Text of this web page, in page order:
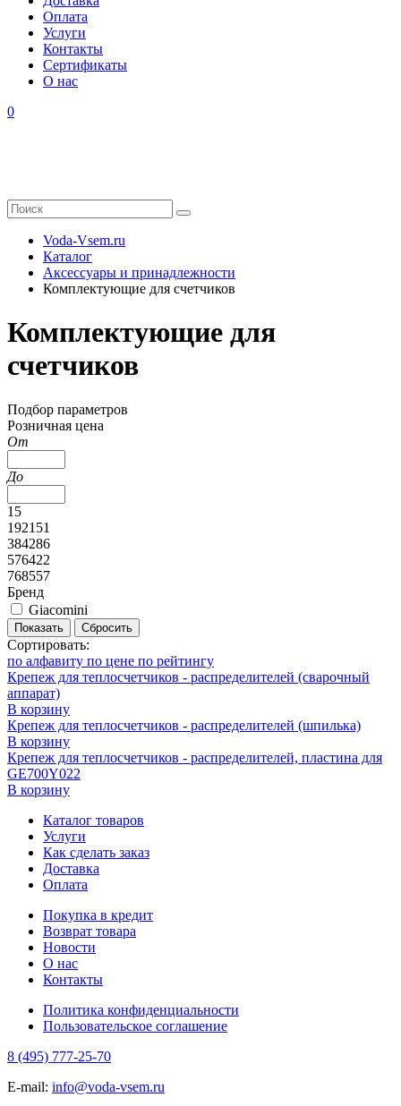
Оплата
Услуги
Контакты
Cертификаты
О нас
0
Voda-Vsem.ru
Каталог
Аксессуары и принадлежности
Комплектующие для счетчиков
Комплектующие для
счетчиков
Подбор параметров
Розничная цена
От
До
15
192151
384286
576422
768557
Бренд
Giacomini
Показать Сбросить
Сортировать:
по алфавиту по цене по рейтингу
Крепеж для теплосчетчиков - распределителей (сварочный
аппарат)
В корзину
Крепеж для теплосчетчиков - распределителей (шпилька)
В корзину
Крепеж для теплосчетчиков - распределителей, пластина для
GE700Y022
В корзину
Каталог товаров
Услуги
Как сделать заказ
Доставка
Оплата
Покупка в кредит
Возврат товара
Новости
О нас
Контакты
Политика конфиденциальности
Пользовательское соглашение
8 (495) 777-25-70
E-mail: info@voda-vsem.ru